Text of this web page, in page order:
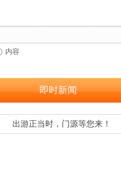
内容
即时新闻
出游正当时，门源等您来！